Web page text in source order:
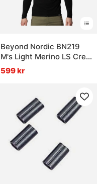
Beyond Nordic BN219
M's Light Merino LS Crew
Onyx Black
599 kr